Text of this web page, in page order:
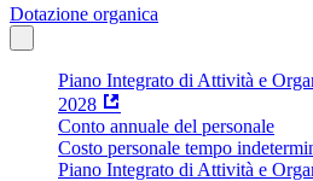
Dotazione organica
Piano Integrato di Attività e
2028
Conto annuale del personale
Costo personale tempo
Piano Integrato di Attività e